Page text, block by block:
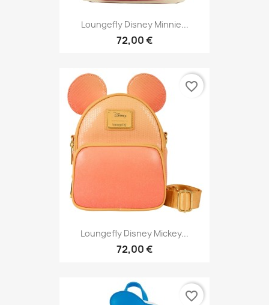
Loungefly Disney Minnie...
72,00 €
Loungefly Disney Mickey...
72,00 €
favorite_border
favorite_border